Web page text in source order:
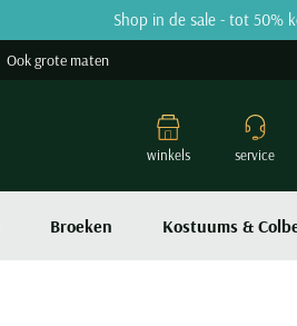
Shop in de sale - tot 50%
Ook grote maten
Broeken Kostuums &
winkels service